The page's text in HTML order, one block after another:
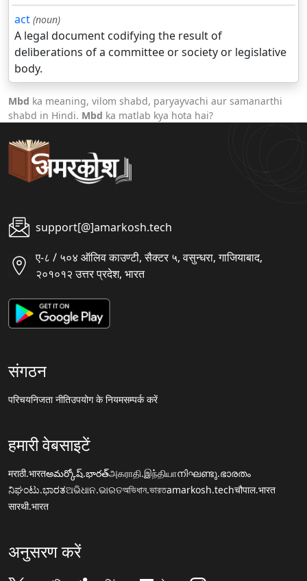
act (noun)
A legal document codifying the result of
deliberations of a committee or society or legislative
body.
Mbd ka meaning, vilom shabd, paryayvachi aur samanarthi
shabd in Hindi. Mbd ka matlab kya hota hai?
support[@]amarkosh.tech
ए-८ / ५०४ ऑलिव काउण्टी, सैक्टर ५, वसुन्धरा, गाजियाबाद,
२०१०१२ उत्तर प्रदेश, भारत
संगठन
परिचयनिजता नीतिउपयोग के नियमसम्पर्क करें
हमारी वेबसाइटें
मराठी.भारतఅమర్కోష్.భారత్அகராதி.இந்தியாനിഘണ്ടു.ഭാരതം
ನಿಘಂಟು.ಭಾರತଅଭିଧାନ.ଭାରତঅভিধান.ভারতamarkosh.techचौपाल.भारत
सारथी.भारत
अनुसरण करें